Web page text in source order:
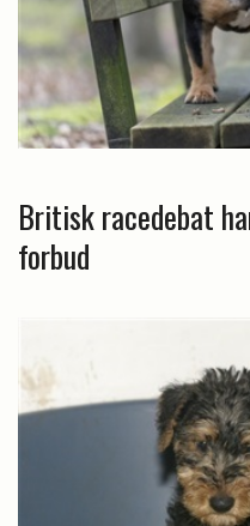
Britisk racedebat
forbud